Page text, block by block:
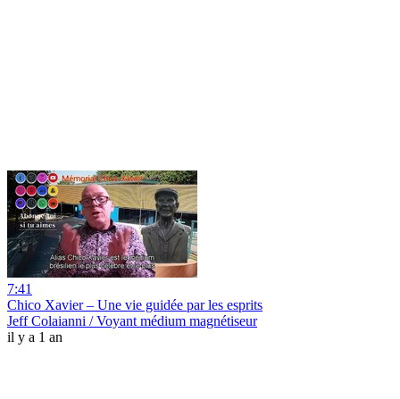
7:41
Chico Xavier – Une vie guidée par les esprits
Jeff Colaianni / Voyant médium magnétiseur
il y a 1 an